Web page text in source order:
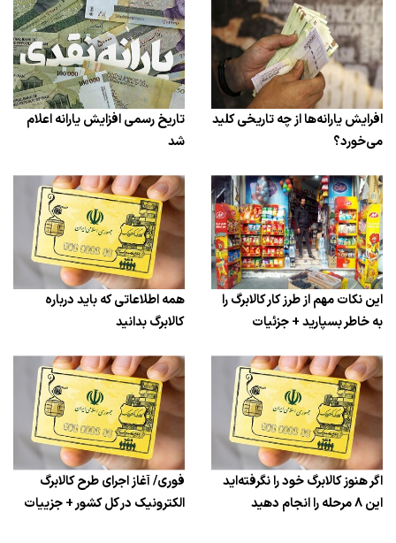
افرایش یارانه‌ها از چه تاریخی کلید
می‌خورد؟
تاریخ رسمی افزایش یارانه اعلام
شد
این نکات مهم از طرز کار کالابرگ را
به خاطر بسپارید + جزئیات
همه اطلاعاتی که باید درباره
کالابرگ‌ بدانید
اگر هنوز کالابرگ خود را نگرفته‌اید
این ۸ مرحله را انجام دهید
فوری/ آغاز اجرای طرح کالابرگ
الکترونیک در کل کشور + جزییات